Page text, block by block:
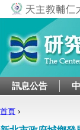
訊息公告
您在這裡
首頁 ›